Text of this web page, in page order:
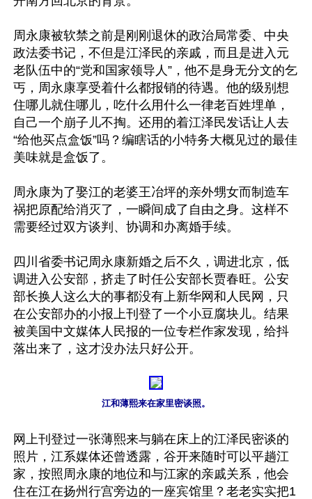
周永康被软禁之前是刚刚退休的政治局常委、中央
政法委书记，不但是江泽民的亲戚，而且是进入元
老队伍中的“党和国家领导人”，他不是身无分文的乞
丐，周永康享受着什么都报销的待遇。他的级别想
住哪儿就住哪儿，吃什么用什么一律老百姓埋单，
自己一个崩子儿不掏。还用的着江泽民发话让人去
“给他买点盒饭”吗？编瞎话的小特务大概见过的最佳
美味就是盒饭了。
周永康为了娶江的老婆王冶坪的亲外甥女而制造车
祸把原配给消灭了，一瞬间成了自由之身。这样不
需要经过双方谈判、协调和办离婚手续。
四川省委书记周永康新婚之后不久，调进北京，低
调进入公安部，挤走了时任公安部长贾春旺。公安
部长换人这么大的事都没有上新华网和人民网，只
在公安部办的小报上刊登了一个小豆腐块儿。结果
被美国中文媒体人民报的一位专栏作家发现，给抖
落出来了，这才没办法只好公开。
江和薄熙来在家里密谈照。
网上刊登过一张薄熙来与躺在床上的江泽民密谈的
照片，江系媒体还曾透露，谷开来随时可以平趟江
家，按照周永康的地位和与江家的亲戚关系，他会
住在江在扬州行宫旁边的一座宾馆里？老老实实把1